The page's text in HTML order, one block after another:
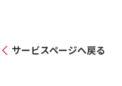
サービスページへ戻る